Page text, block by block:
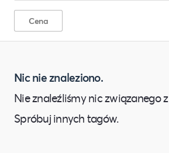
Cena
Nic nie znaleziono.
Nie znaleźliśmy nic związanego z
Spróbuj innych tagów.